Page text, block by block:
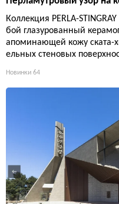
Коллекция PERLA-
бой глазурованный
апоминающей кожу ската-
ельных стеновых
Новинки 64